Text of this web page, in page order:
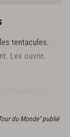
tentacules.
Les ouvrir.
du Monde" publié